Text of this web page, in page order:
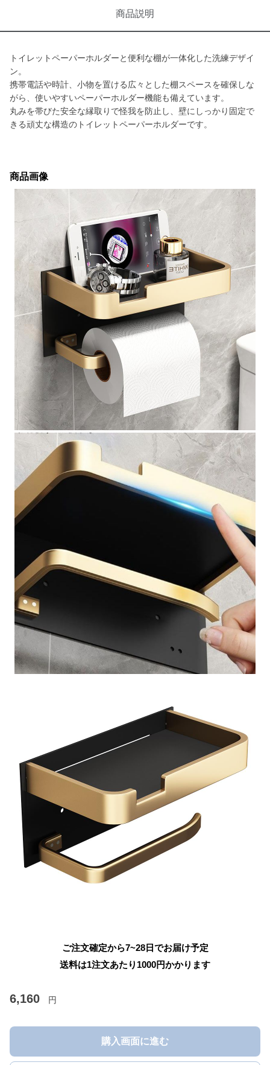
商品説明
トイレットペーパーホルダーと便利な棚が一体化した洗練デザイ
ン。
携帯電話や時計、小物を置ける広々とした棚スペースを確保しな
がら、使いやすいペーパーホルダー機能も備えています。
丸みを帯びた安全な縁取りで怪我を防止し、壁にしっかり固定で
きる頑丈な構造のトイレットペーパーホルダーです。
商品画像
ご注文確定から7~28日でお届け予定
送料は1注文あたり 1000円かかります
6,160 円
購入画面に進む